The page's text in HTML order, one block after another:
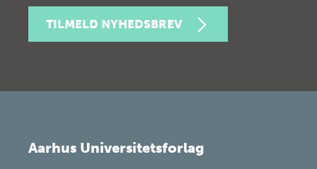
TILMELD NYHEDSBREV
Aarhus Universitetsforlag